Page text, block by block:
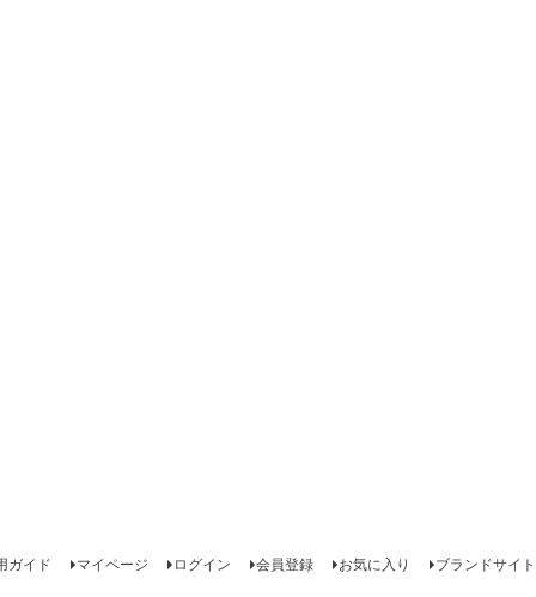
ガイド マイページ ログイン 会員登録 お気に入り ブランドサイト